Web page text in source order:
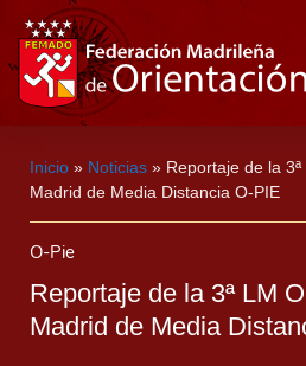
Inicio » Noticias » Reportaje de la
Madrid de Media Distancia O-PIE
O-Pie
Reportaje de la 3ª LM
Madrid de Media